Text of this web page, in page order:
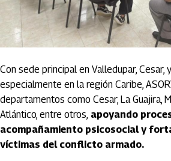
Con sede principal en Valledupar, Cesar,
especialmente en la región Caribe,
departamentos como Cesar, La Guajira,
Atlántico, entre otros, apoyando
acompañamiento psicosocial y
víctimas del conflicto armado.